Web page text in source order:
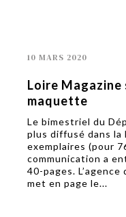
10 MARS 2020
Loire
maquette
Le bimestriel du
plus diffusé dans la
exemplaires (pour
communication a
40-pages.
met en page le...